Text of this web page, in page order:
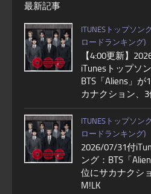
最新記事
ITUNESトップソン
ロードランキング)
【4:00更新】
iTunesトップソ
BTS「Aliens」が
カナクション、
ITUNESトップソン
ロードランキング)
2026/07/31付
ング：BTS「
位にサカナクシ
M!LK